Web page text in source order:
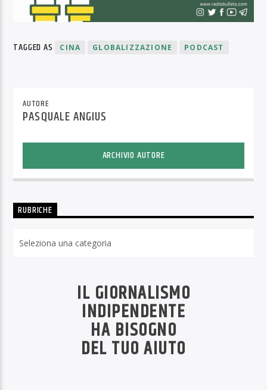
TAGGED AS CINA GLOBALIZZAZIONE PODCAST
AUTORE
PASQUALE ANGIUS
ARCHIVIO AUTORE
RUBRICHE
IL GIORNALISMO
INDIPENDENTE
HA BISOGNO
DEL TUO AIUTO